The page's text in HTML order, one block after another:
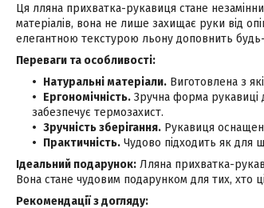
Ця лляна прихватка-рукавиця стане
матеріалів, вона не лише захищає руки від
елегантною текстурою льону доповнить
Переваги та особливості:
Натуральні матеріали. Виготовлена з
Ергономічність. Зручна форма рукавиці
забезпечує термозахист.
Зручність зберігання. Рукавиця
Практичність. Чудово підходить як для
Ідеальний подарунок: Лляна прихватка-
Вона стане чудовим подарунком для тих, хто
Рекомендації з догляду: